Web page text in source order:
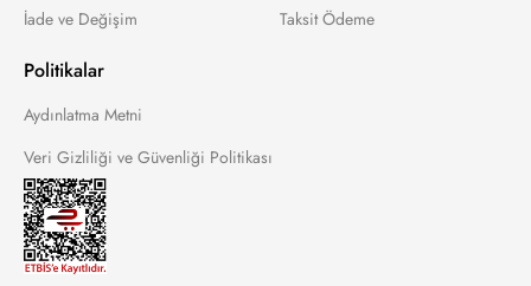
İade ve Değişim
Taksit Ödeme
Politikalar
Aydınlatma Metni
Veri Gizliliği ve Güvenliği Politikası